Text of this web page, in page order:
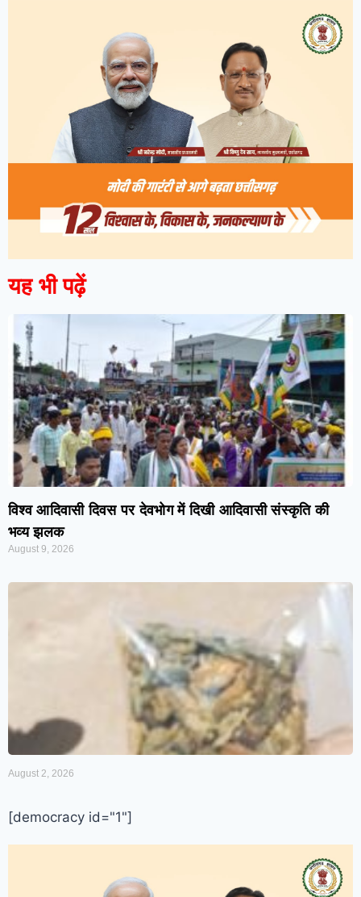
यह भी पढ़ें
विश्व आदिवासी दिवस पर देवभोग में दिखी आदिवासी संस्कृति की
भव्य झलक
August 9, 2026
August 2, 2026
[democracy id="1"]